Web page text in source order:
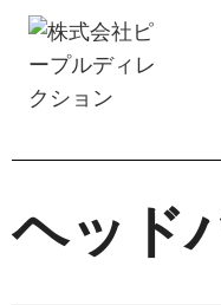
ヘッド